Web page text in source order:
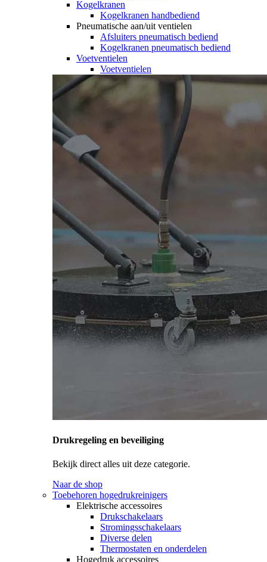
Kogelkranen
Kogelkranen handbediend
Pneumatische aan/uit ventielen
Afsluiters pneumatisch bediend
Kogelkranen pneumatisch bediend
Voetventielen
Voetventielen
Drukregeling en beveiliging
Bekijk direct alles uit deze categorie.
Naar de shop
Toebehoren hogedrukreinigers
Elektrische accessoires
Drukschakelaars
Stromingsschakelaars
Diverse delen
Thermostaten en onderdelen
Hogedruk accessoires